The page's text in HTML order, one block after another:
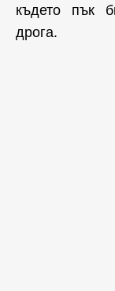
където пък
дрога.